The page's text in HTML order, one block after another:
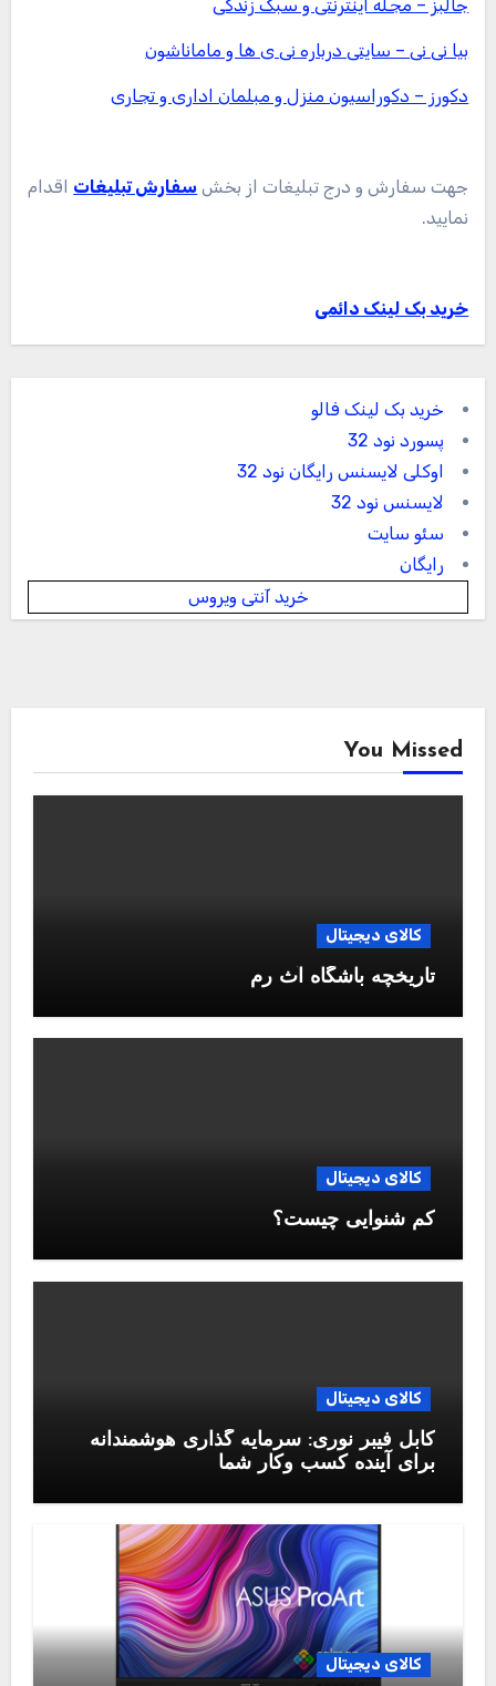
جالبز – مجله اینترنتی و سبک زندگی
بیا نی نی – سایتی درباره نی ی ها و ماماناشون
دکورز – دکوراسیون منزل و مبلمان اداری و تجاری
جهت سفارش و درج تبلیغات از بخش سفارش تبلیغات اقدام
نمایید.
خرید بک لینک دائمی
خرید بک لینک فالو
پسورد نود 32
اوکلی لایسنس رایگان نود 32
لایسنس نود 32
سئو سایت
رایگان
خرید آنتی ویروس
You Missed
کالای دیجیتال
تاریخچه باشگاه آث رم
کالای دیجیتال
کم شنوایی چیست؟
کالای دیجیتال
کابل فیبر نوری: سرمایه گذاری هوشمندانه
برای آینده کسب وکار شما
کالای دیجیتال